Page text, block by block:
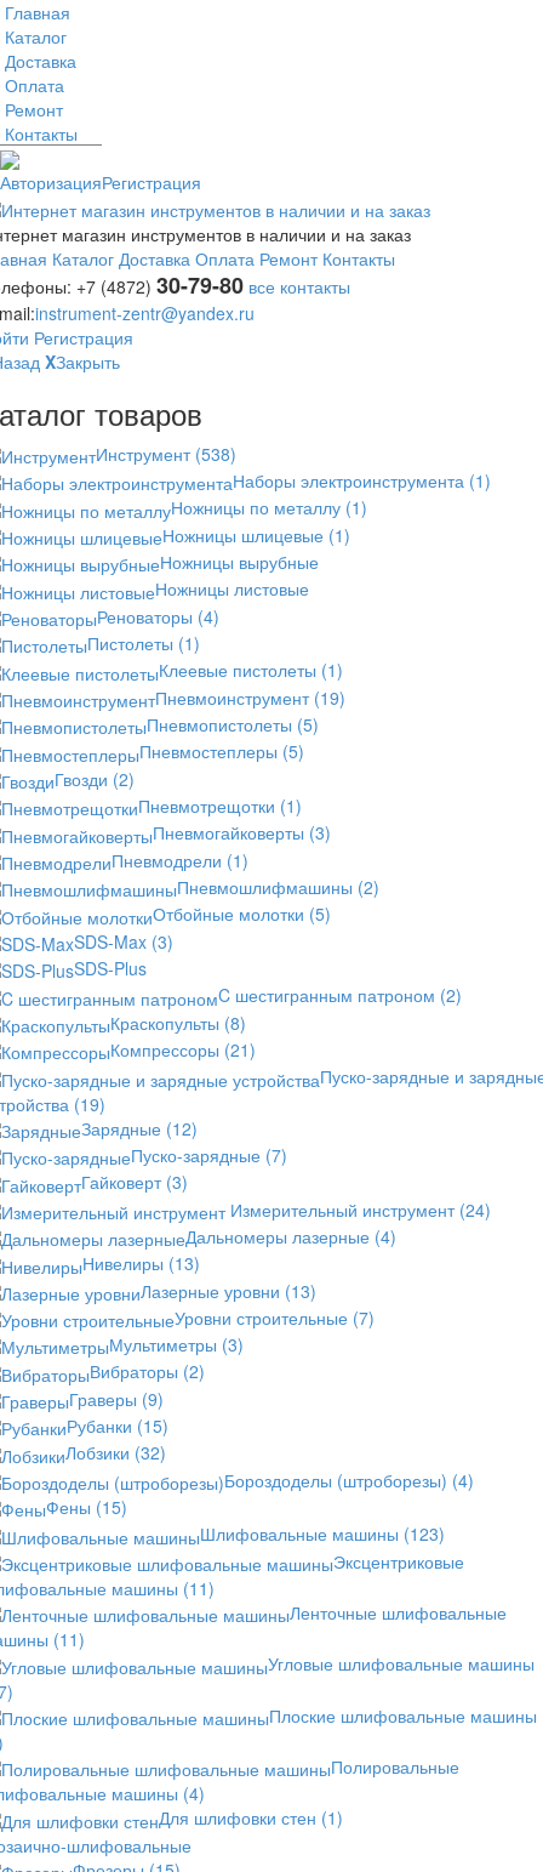
Главная
Каталог
Доставка
Оплата
Ремонт
Контакты
АвторизацияРегистрация
магазин инструментов в наличии и на заказ
Каталог Доставка Оплата Ремонт Контакты
+7 (4872) 30-79-80 все контакты
instrument-zentr@yandex.ru
Регистрация
XЗакрыть
товаров
Инструмент (538)
Наборы электроинструмента (1)
Ножницы по металлу (1)
Ножницы шлицевые (1)
Ножницы вырубные
Ножницы листовые
Реноваторы (4)
Пистолеты (1)
Клеевые пистолеты (1)
Пневмоинструмент (19)
Пневмопистолеты (5)
Пневмостеплеры (5)
Гвозди (2)
Пневмотрещотки (1)
Пневмогайковерты (3)
Пневмодрели (1)
Пневмошлифмашины (2)
Отбойные молотки (5)
SDS-Max (3)
SDS-Plus
C шестигранным патроном (2)
Краскопульты (8)
Компрессоры (21)
Пуско-зарядные и
(19)
Зарядные (12)
Пуско-зарядные (7)
Гайковерт (3)
Измерительный инструмент (24)
Дальномеры лазерные (4)
Нивелиры (13)
Лазерные уровни (13)
Уровни строительные (7)
Мультиметры (3)
Вибраторы (2)
Граверы (9)
Рубанки (15)
Лобзики (32)
Бороздоделы (штроборезы) (4)
Фены (15)
Шлифовальные машины (123)
Эксцентриковые
машины (11)
Ленточные шлифовальные
(11)
Угловые шлифовальные машины
Плоские шлифовальные машины
Полировальные
машины (4)
Для шлифовки стен (1)
шлифовальные